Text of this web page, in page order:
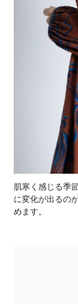
肌寒く感じる季
に変化が出るの
めます。